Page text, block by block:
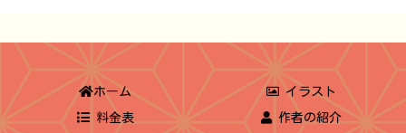
ホーム イラスト
料金表 作者の紹介